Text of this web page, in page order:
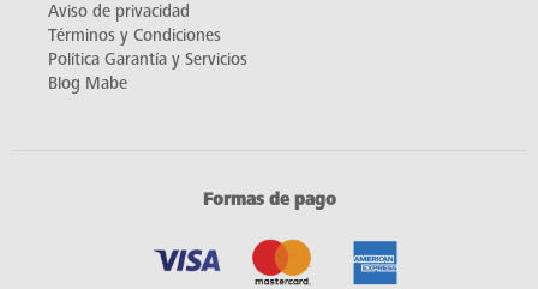
Aviso de privacidad
Términos y Condiciones
Política Garantía y Servicios
Blog Mabe
Formas de pago